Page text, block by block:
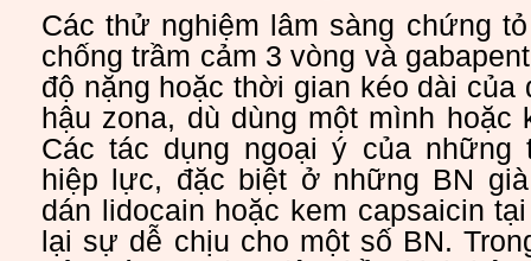
Các thử nghiệm lâm sàng chứng
chống trầm cảm 3 vòng và
độ nặng hoặc thời gian kéo dài của
hậu zona, dù dùng một mình hoặc
Các tác dụng ngoại ý của những
hiệp lực, đặc biệt ở những BN
dán lidocain hoặc kem capsaicin
lại sự dễ chịu cho một số BN.